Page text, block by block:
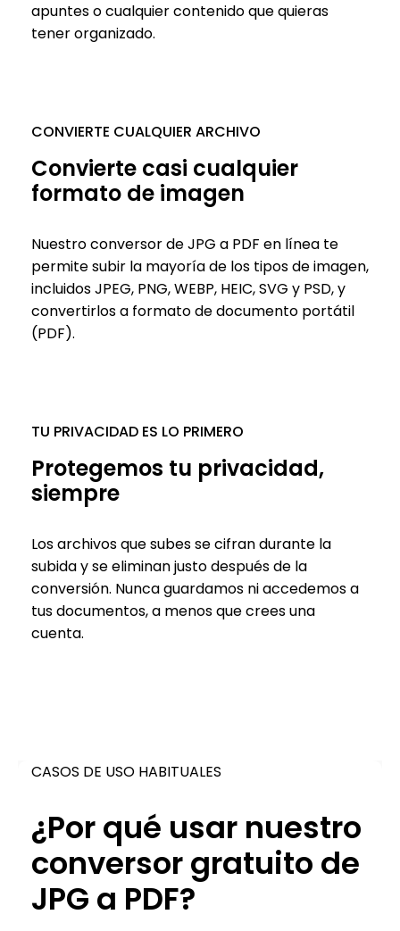
apuntes o cualquier contenido que quieras
tener organizado.
CONVIERTE CUALQUIER ARCHIVO
Convierte casi cualquier
formato de imagen
Nuestro conversor de JPG a PDF en línea te
permite subir la mayoría de los tipos de imagen,
incluidos JPEG, PNG, WEBP, HEIC, SVG y PSD, y
convertirlos a formato de documento portátil
(PDF).
TU PRIVACIDAD ES LO PRIMERO
Protegemos tu privacidad,
siempre
Los archivos que subes se cifran durante la
subida y se eliminan justo después de la
conversión. Nunca guardamos ni accedemos a
tus documentos, a menos que crees una
cuenta.
CASOS DE USO HABITUALES
¿Por qué usar nuestro
conversor gratuito de
JPG a PDF?